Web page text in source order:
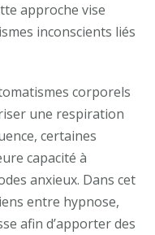
?
approche vise
inconscients liés
corporels
une respiration
certaines
capacité à
anxieux. Dans cet
entre hypnose,
afin d’apporter des